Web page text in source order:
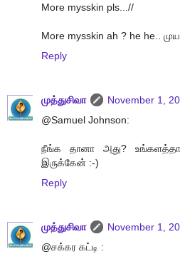
More mysskin pls...//
More mysskin ah ? he he..
Reply
முத்துசிவா
November 1,
@Samuel Johnson:
நீங்க தானா அது?
இருக்கேன் :-)
Reply
முத்துசிவா
November 1,
@சக்கர கட்டி :